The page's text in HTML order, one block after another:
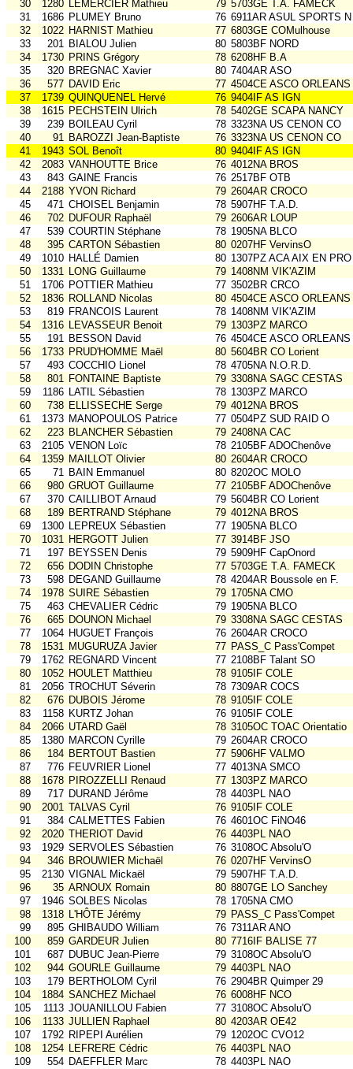
30
1280 LEMERCIER Mathieu 79 5703GE T.A. FAMECK
31
1686 PLUMEY Bruno 76 6911AR ASUL SPORTS
32
1022 HARNIST Mathieu 77 6803GE COMulhouse
33
201 BIALOU Julien 80 5803BF NORD
34
1730 PRINS Grégory 78 6208HF B.A
35
320 BREGNAC Xavier 80 7404AR ASO
36
577 DAVID Eric 77 4504CE ASCO ORLEANS
37
1739 QUINQUENEL Hervé 76 9404IF AS IGN
38
1615 PECHSTEIN Ulrich 78 5402GE SCAPA NANCY
39
239 BOILEAU Cyril 78 3323NA US CENON CO
40
91 BAROZZI Jean-Baptiste 76 3323NA US CENON CO
41
1943 SOL Benoît 80 9404IF AS IGN
42
2083 VANHOUTTE Brice 76 4012NA BROS
43
843 GAINE Francis 76 2517BF OTB
44
2188 YVON Richard 79 2604AR CROCO
45
471 CHOISEL Benjamin 78 5907HF T.A.D.
46
702 DUFOUR Raphaël 79 2606AR LOUP
47
539 COURTIN Stéphane 78 1905NA BLCO
48
395 CARTON Sébastien 80 0207HF VervinsO
49
1010 HALLÉ Damien 80 1307PZ ACA AIX EN
50
1331 LONG Guillaume 79 1408NM VIK'AZIM
51
1706 POTTIER Mathieu 77 3502BR CRCO
52
1836 ROLLAND Nicolas 80 4504CE ASCO ORLEANS
53
819 FRANCOIS Laurent 78 1408NM VIK'AZIM
54
1316 LEVASSEUR Benoit 79 1303PZ MARCO
55
191 BESSON David 76 4504CE ASCO ORLEANS
56
1733 PRUD'HOMME Maël 80 5604BR CO Lorient
57
493 COCCHIO Lionel 78 4705NA N.O.R.D.
58
801 FONTAINE Baptiste 79 3308NA SAGC CESTAS
59
1186 LATIL Sébastien 78 1303PZ MARCO
60
738 ELLISSECHE Serge 79 4012NA BROS
61
1373 MANOPOULOS Patrice 77 0504PZ SUD RAID O
62
223 BLANCHER Sébastien 79 2408NA CAC
63
2105 VENON Loïc 78 2105BF ADOChenôve
64
1359 MAILLOT Olivier 80 2604AR CROCO
65
71 BAIN Emmanuel 80 8202OC MOLO
66
980 GRUOT Guillaume 77 2105BF ADOChenôve
67
370 CAILLIBOT Arnaud 79 5604BR CO Lorient
68
189 BERTRAND Stéphane 79 4012NA BROS
69
1300 LEPREUX Sébastien 77 1905NA BLCO
70
1031 HERGOTT Julien 77 3914BF JSO
71
197 BEYSSEN Denis 79 5909HF CapOnord
72
656 DODIN Christophe 77 5703GE T.A. FAMECK
73
598 DEGAND Guillaume 78 4204AR Boussole en F.
74
1978 SUIRE Sébastien 79 1705NA CMO
75
463 CHEVALIER Cédric 79 1905NA BLCO
76
665 DOUNON Michael 79 3308NA SAGC CESTAS
77
1064 HUGUET François 76 2604AR CROCO
78
1531 MUGURUZA Javier 77 PASS_C Pass'Compet
79
1762 REGNARD Vincent 77 2108BF Talant SO
80
1052 HOULET Matthieu 78 9105IF COLE
81
2056 TROCHUT Séverin 78 7309AR COCS
82
676 DUBOIS Jérome 78 9105IF COLE
83
1158 KURTZ Johan 76 9105IF COLE
84
2066 UTARD Gaël 78 3105OC TOAC Orientatio
85
1380 MARCON Cyrille 79 2604AR CROCO
86
184 BERTOUT Bastien 77 5906HF VALMO
87
776 FEUVRIER Lionel 77 4013NA SMCO
88
1678 PIROZZELLI Renaud 77 1303PZ MARCO
89
717 DURAND Jérôme 78 4403PL NAO
90
2001 TALVAS Cyril 76 9105IF COLE
91
384 CALMETTES Fabien 76 4601OC FiNO46
92
2020 THERIOT David 76 4403PL NAO
93
1929 SERVOLES Sébastien 76 3108OC Absolu'O
94
346 BROUWIER Michaël 76 0207HF VervinsO
95
2130 VIGNAL Mickaël 79 5907HF T.A.D.
96
35 ARNOUX Romain 80 8807GE LO Sanchey
97
1946 SOLBES Nicolas 78 1705NA CMO
98
1318 L'HÔTE Jérémy 79 PASS_C Pass'Compet
99
895 GHIBAUDO William 76 7311AR ANO
100
859 GARDEUR Julien 80 7716IF BALISE 77
101
687 DUBUC Jean-Pierre 79 3108OC Absolu'O
102
944 GOURLE Guillaume 79 4403PL NAO
103
179 BERTHOLOM Cyril 76 2904BR Quimper 29
104
1884 SANCHEZ Michael 76 6008HF NCO
105
1113 JOUANILLOU Fabien 77 3108OC Absolu'O
106
1133 JULLIEN Raphael 80 4203AR OE42
107
1792 RIPEPI Aurélien 79 1202OC CVO12
108
1254 LEFRERE Cédric 76 4403PL NAO
109
554 DAEFFLER Marc 78 4403PL NAO